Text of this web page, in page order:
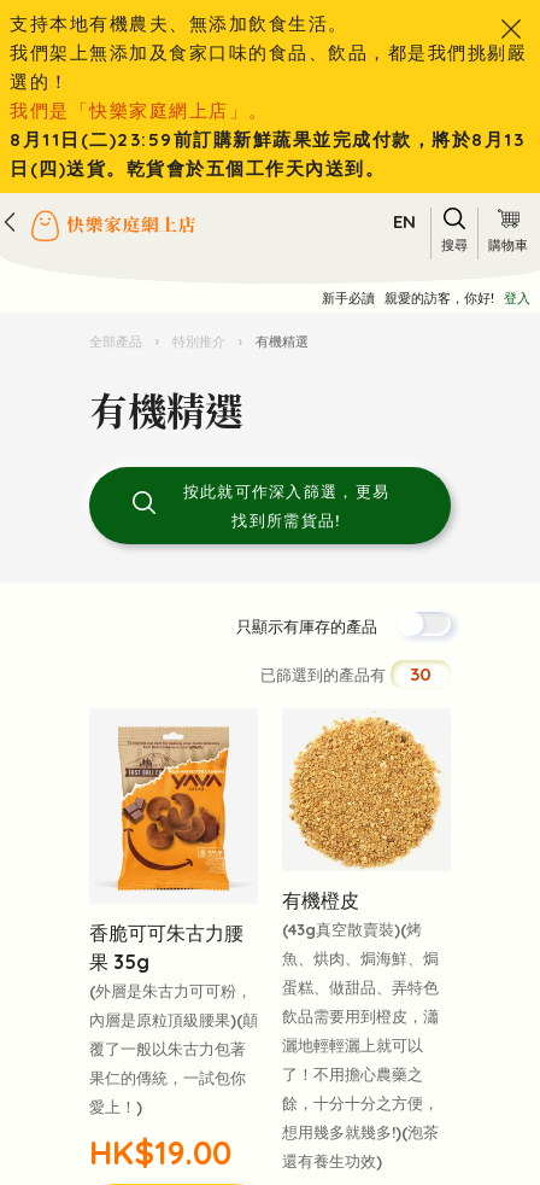
支持本地有機農夫、無添加飲食生活。
我們架上無添加及食家口味的食品、飲品，都是我們挑剔嚴
選的！
我們是「快樂家庭網上店」。
8月11日(二)23:59前訂購新鮮蔬果並完成付款，將於8月13
日(四)送貨。乾貨會於五個工作天內送到。
EN
搜尋 購物車
新手必讀 親愛的訪客，你好! 登入
全部產品 › 特別推介 › 有機精選
有機精選
按此就可作深入篩選，更易
找到所需貨品!
只顯示有厙存的產品
已篩選到的產品有 30
香脆可可朱古力腰
果 35g
(外層是朱古力可可粉，
內層是原粒頂級腰果)(顛
覆了一般以朱古力包著
果仁的傳統，一試包你
愛上！)
HK$19.00
有機橙皮
(43g真空散賣裝)(烤
魚、烘肉、焗海鮮、焗
蛋糕、做甜品、弄特色
飲品需要用到橙皮，瀟
灑地輕輕灑上就可以
了！不用擔心農藥之
餘，十分十分之方便，
想用幾多就幾多!)(泡茶
還有養生功效)